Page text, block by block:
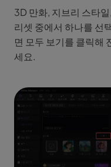
3D 만화, 지브리 스타
리셋 중에서 하나를 선
면 모두 보기를 클릭해
세요.